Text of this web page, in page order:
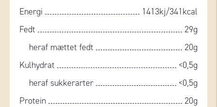
Energi
1413kj/341kcal
Fedt
29g
heraf mættet fedt
20g
Kulhydrat
<0,5g
heraf sukkerarter
<0,5g
Protein
20g